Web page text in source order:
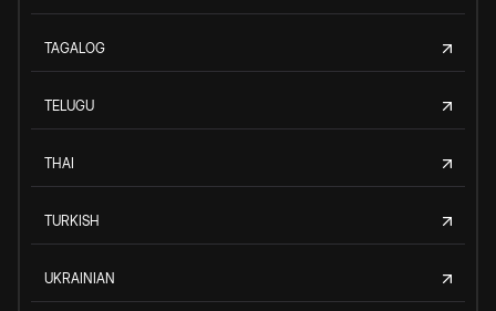
TAGALOG
TELUGU
THAI
TURKISH
UKRAINIAN